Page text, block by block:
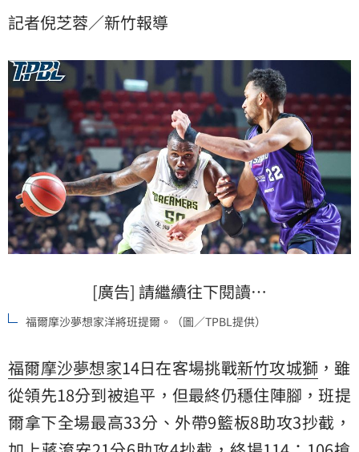
記者倪芝蓉／新竹報導
[廣告] 請繼續往下閱讀…
福爾摩沙夢想家洋將班提爾。（圖／TPBL提供）
福爾摩沙夢想家14日在客場挑戰新竹攻城獅 ，雖
從領先18分到被追平，但最終仍穩住陣腳，班提
爾拿下全場最高33分、外帶9籃板8助攻3抄截，